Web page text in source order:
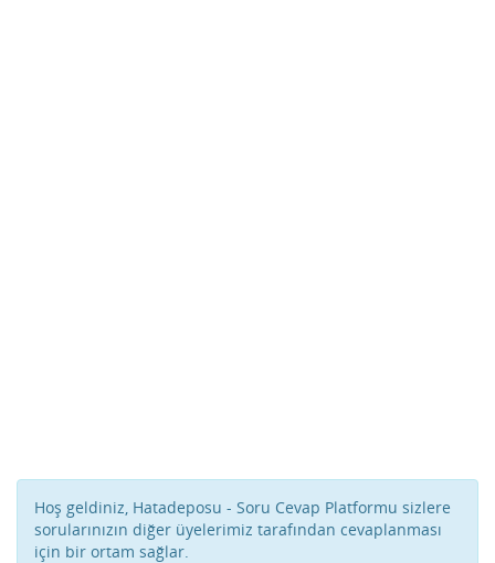
Hoş geldiniz, Hatadeposu - Soru Cevap Platformu sizlere
sorularınızın diğer üyelerimiz tarafından cevaplanması
için bir ortam sağlar.